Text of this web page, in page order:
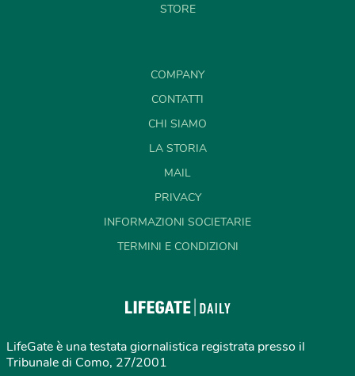
STORE
COMPANY
CONTATTI
CHI SIAMO
LA STORIA
MAIL
PRIVACY
INFORMAZIONI SOCIETARIE
TERMINI E CONDIZIONI
LifeGate è una testata giornalistica registrata presso il
Tribunale di Como, 27/2001